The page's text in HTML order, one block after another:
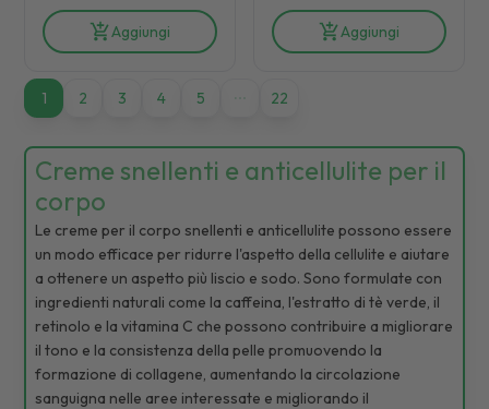
Aggiungi Aggiungi
11 2 3 4 5 22
Creme snellenti e anticellulite per il
corpo
Le creme per il corpo snellenti e anticellulite possono essere
un modo efficace per ridurre l'aspetto della cellulite e aiutare
a ottenere un aspetto più liscio e sodo. Sono formulate con
ingredienti naturali come la caffeina, l'estratto di tè verde, il
retinolo e la vitamina C che possono contribuire a migliorare
il tono e la consistenza della pelle promuovendo la
formazione di collagene, aumentando la circolazione
sanguigna nelle aree interessate e migliorando il